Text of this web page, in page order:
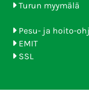
Turun myymälä
Pesu- ja hoito-
EMIT
SSL